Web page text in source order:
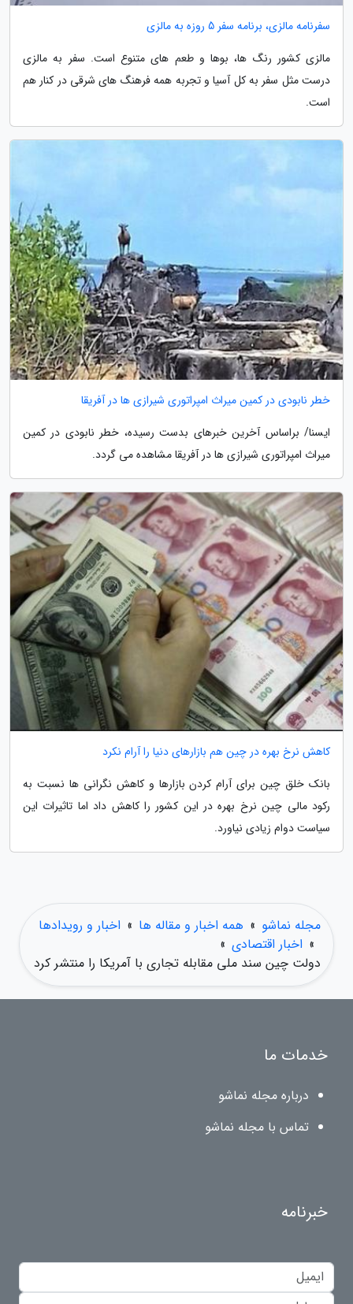
سفرنامه مالزی، برنامه سفر 5 روزه به مالزی
مالزی کشور رنگ ها، بوها و طعم های متنوع است. سفر به مالزی
درست مثل سفر به کل آسیا و تجربه همه فرهنگ های شرقی در کنار هم
است.
خطر نابودی در کمین میراث امپراتوری شیرازی ها در آفریقا
ایسنا/ براساس آخرین خبرهای بدست رسیده، خطر نابودی در کمین
میراث امپراتوری شیرازی ها در آفریقا مشاهده می گردد.
کاهش نرخ بهره در چین هم بازارهای دنیا را آرام نکرد
بانک خلق چین برای آرام کردن بازارها و کاهش نگرانی ها نسبت به
رکود مالی چین نرخ بهره در این کشور را کاهش داد اما تاثیرات این
سیاست دوام زیادی نیاورد.
مجله نماشو » همه اخبار و مقاله ها » اخبار و رویدادها
» اخبار اقتصادی »
دولت چین سند ملی مقابله تجاری با آمریکا را منتشر کرد
خدمات ما
درباره مجله نماشو
تماس با مجله نماشو
خبرنامه